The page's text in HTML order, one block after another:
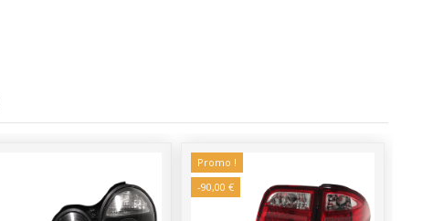
Promo !
-90,00 €